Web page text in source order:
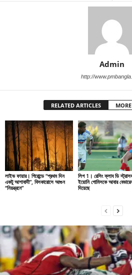
Admin
http://
RELATED ARTICLES
লাইভ ফায়ার। গিরোন্ডে “প্রথম দিন
একটু আশাবাদী”, বিসকারোসে আগুন
“নিয়ন্ত্রনে”
লিগ 1। রেসিং ক্লাব ডি
ইয়োনি গোমিসকে আবার
দিয়েছে